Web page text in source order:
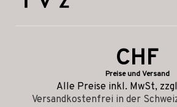
CHF
Preise und Versand
Alle Preise inkl. MwSt,
Versandkostenfrei in der